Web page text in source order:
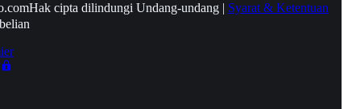
Hak cipta dilindungi Undang-undang | Syarat & Ketentuan